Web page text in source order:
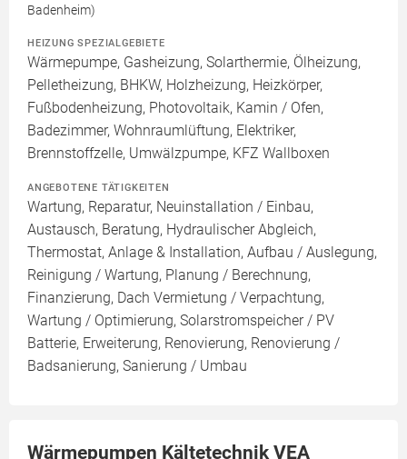
Badenheim)
HEIZUNG SPEZIALGEBIETE
Wärmepumpe, Gasheizung, Solarthermie, Ölheizung,
Pelletheizung, BHKW, Holzheizung, Heizkörper,
Fußbodenheizung, Photovoltaik, Kamin / Ofen,
Badezimmer, Wohnraumlüftung, Elektriker,
Brennstoffzelle, Umwälzpumpe, KFZ Wallboxen
ANGEBOTENE TÄTIGKEITEN
Wartung, Reparatur, Neuinstallation / Einbau,
Austausch, Beratung, Hydraulischer Abgleich,
Thermostat, Anlage & Installation, Aufbau / Auslegung,
Reinigung / Wartung, Planung / Berechnung,
Finanzierung, Dach Vermietung / Verpachtung,
Wartung / Optimierung, Solarstromspeicher / PV
Batterie, Erweiterung, Renovierung, Renovierung /
Badsanierung, Sanierung / Umbau
Wärmepumpen Kältetechnik VEA